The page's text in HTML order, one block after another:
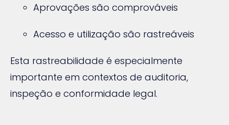
Aprovações são comprováveis
Acesso e utilização são rastreáveis
Esta rastreabilidade é especialmente
importante em contextos de auditoria,
inspeção e conformidade legal.